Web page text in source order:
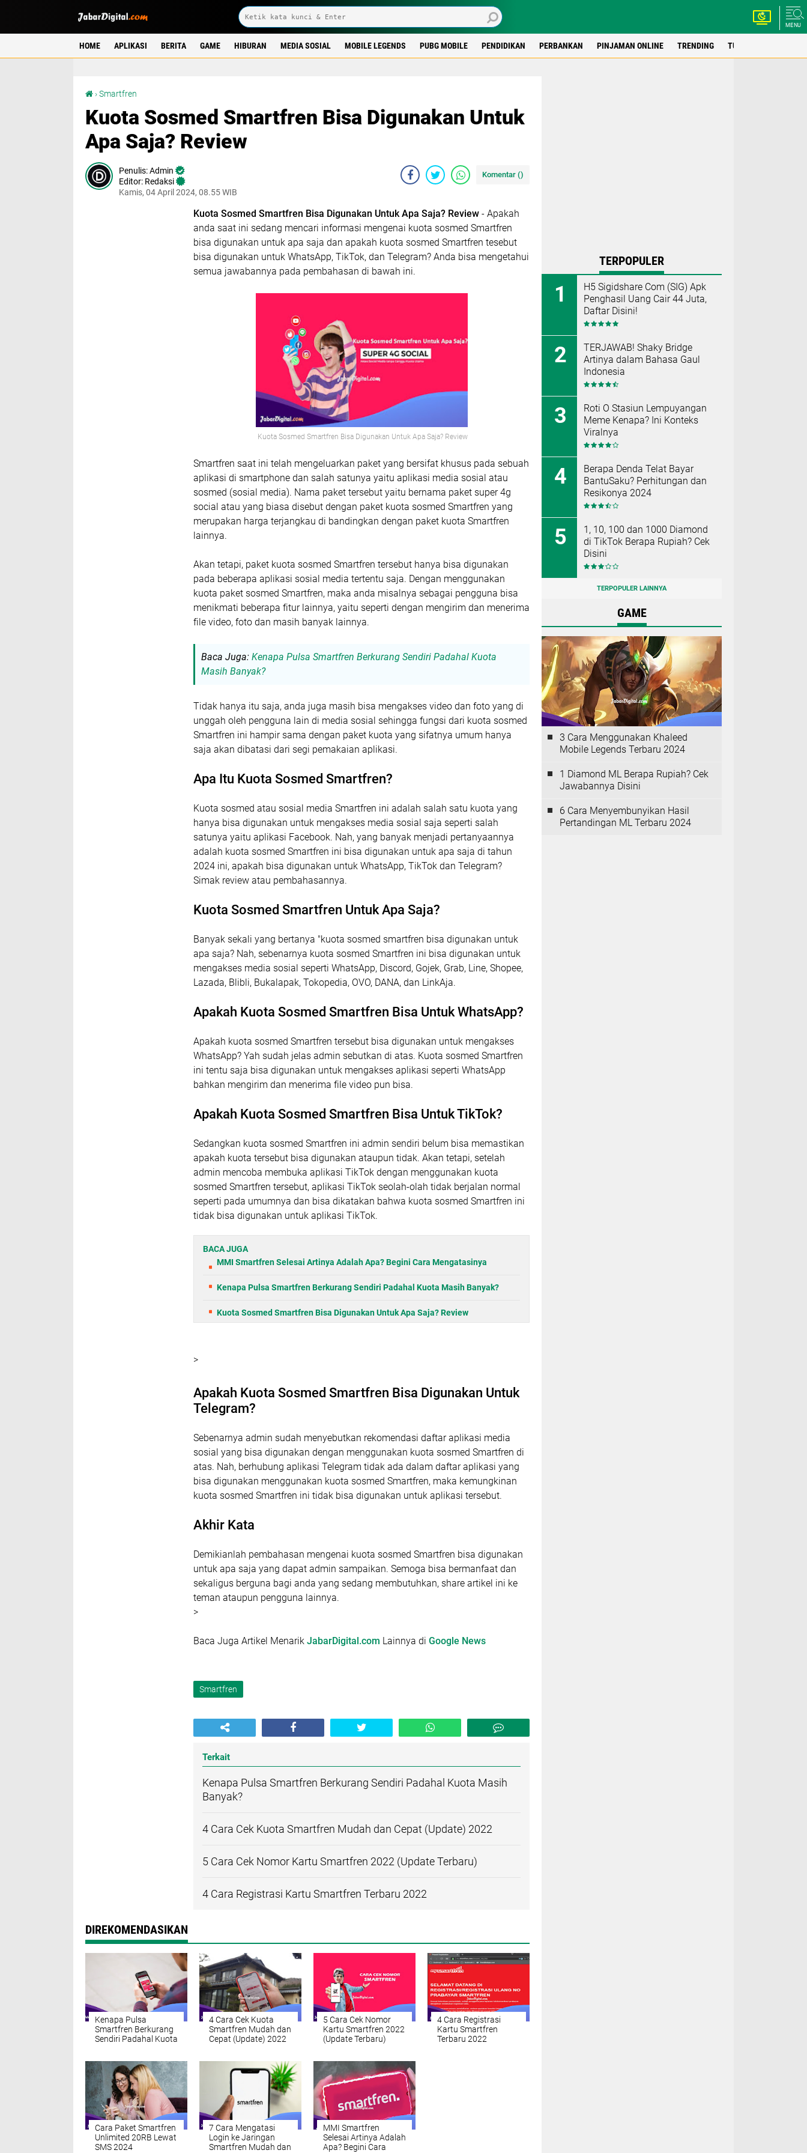
MENU
HOME APLIKASI BERITA GAME HIBURAN MEDIA SOSIAL MOBILE LEGENDS PUBG MOBILE PENDIDIKAN PERBANKAN PINJAMAN ONLINE TRENDING TUTORIAL
›Smartfren
Kuota Sosmed Smartfren Bisa Digunakan Untuk
Apa Saja? Review
Admin
Editor: Redaksi
Kamis, 04 April 2024, 08.55 WIB
Komentar ()
Kuota Sosmed Smartfren Bisa Digunakan Untuk Apa Saja? Review - Apakah
anda saat ini sedang mencari informasi mengenai kuota sosmed Smartfren
bisa digunakan untuk apa saja dan apakah kuota sosmed Smartfren tesebut
bisa digunakan untuk WhatsApp, TikTok, dan Telegram? Anda bisa mengetahui
semua jawabannya pada pembahasan di bawah ini.
Kuota Sosmed Smartfren Bisa Digunakan Untuk Apa Saja? Review
Smartfren saat ini telah mengeluarkan paket yang bersifat khusus pada sebuah
aplikasi di smartphone dan salah satunya yaitu aplikasi media sosial atau
sosmed (sosial media). Nama paket tersebut yaitu bernama paket super 4g
social atau yang biasa disebut dengan paket kuota sosmed Smartfren yang
merupakan harga terjangkau di bandingkan dengan paket kuota Smartfren
lainnya.
Akan tetapi, paket kuota sosmed Smartfren tersebut hanya bisa digunakan
pada beberapa aplikasi sosial media tertentu saja. Dengan menggunakan
kuota paket sosmed Smartfren, maka anda misalnya sebagai pengguna bisa
menikmati beberapa fitur lainnya, yaitu seperti dengan mengirim dan menerima
file video, foto dan masih banyak lainnya.
Baca Juga: Kenapa Pulsa Smartfren Berkurang Sendiri Padahal Kuota
Masih Banyak?
Tidak hanya itu saja, anda juga masih bisa mengakses video dan foto yang di
unggah oleh pengguna lain di media sosial sehingga fungsi dari kuota sosmed
Smartfren ini hampir sama dengan paket kuota yang sifatnya umum hanya
saja akan dibatasi dari segi pemakaian aplikasi.
Apa Itu Kuota Sosmed Smartfren?
Kuota sosmed atau sosial media Smartfren ini adalah salah satu kuota yang
hanya bisa digunakan untuk mengakses media sosial saja seperti salah
satunya yaitu aplikasi Facebook. Nah, yang banyak menjadi pertanyaannya
adalah kuota sosmed Smartfren ini bisa digunakan untuk apa saja di tahun
2024 ini, apakah bisa digunakan untuk WhatsApp, TikTok dan Telegram?
Simak review atau pembahasannya.
Kuota Sosmed Smartfren Untuk Apa Saja?
Banyak sekali yang bertanya "kuota sosmed smartfren bisa digunakan untuk
apa saja? Nah, sebenarnya kuota sosmed Smartfren ini bisa digunakan untuk
mengakses media sosial seperti WhatsApp, Discord, Gojek, Grab, Line, Shopee,
Lazada, Blibli, Bukalapak, Tokopedia, OVO, DANA, dan LinkAja.
Apakah Kuota Sosmed Smartfren Bisa Untuk WhatsApp?
Apakah kuota sosmed Smartfren tersebut bisa digunakan untuk mengakses
WhatsApp? Yah sudah jelas admin sebutkan di atas. Kuota sosmed Smartfren
ini tentu saja bisa digunakan untuk mengakses aplikasi seperti WhatsApp
bahkan mengirim dan menerima file video pun bisa.
Apakah Kuota Sosmed Smartfren Bisa Untuk TikTok?
Sedangkan kuota sosmed Smartfren ini admin sendiri belum bisa memastikan
apakah kuota tersebut bisa digunakan ataupun tidak. Akan tetapi, setelah
admin mencoba membuka aplikasi TikTok dengan menggunakan kuota
sosmed Smartfren tersebut, aplikasi TikTok seolah-olah tidak berjalan normal
seperti pada umumnya dan bisa dikatakan bahwa kuota sosmed Smartfren ini
tidak bisa digunakan untuk aplikasi TikTok.
BACA JUGA
MMI Smartfren Selesai Artinya Adalah Apa? Begini Cara Mengatasinya
Kenapa Pulsa Smartfren Berkurang Sendiri Padahal Kuota Masih Banyak?
Kuota Sosmed Smartfren Bisa Digunakan Untuk Apa Saja? Review
>
Apakah Kuota Sosmed Smartfren Bisa Digunakan Untuk
Telegram?
Sebenarnya admin sudah menyebutkan rekomendasi daftar aplikasi media
sosial yang bisa digunakan dengan menggunakan kuota sosmed Smartfren di
atas. Nah, berhubung aplikasi Telegram tidak ada dalam daftar aplikasi yang
bisa digunakan menggunakan kuota sosmed Smartfren, maka kemungkinan
kuota sosmed Smartfren ini tidak bisa digunakan untuk aplikasi tersebut.
Akhir Kata
Demikianlah pembahasan mengenai kuota sosmed Smartfren bisa digunakan
untuk apa saja yang dapat admin sampaikan. Semoga bisa bermanfaat dan
sekaligus berguna bagi anda yang sedang membutuhkan, share artikel ini ke
teman ataupun pengguna lainnya.
>
Baca Juga Artikel Menarik JabarDigital.com Lainnya di Google News
Smartfren
Terkait
Kenapa Pulsa Smartfren Berkurang Sendiri Padahal Kuota Masih
Banyak?
4 Cara Cek Kuota Smartfren Mudah dan Cepat (Update) 2022
5 Cara Cek Nomor Kartu Smartfren 2022 (Update Terbaru)
4 Cara Registrasi Kartu Smartfren Terbaru 2022
DIREKOMENDASIKAN
Kenapa Pulsa
Smartfren Berkurang
Sendiri Padahal Kuota
4 Cara Cek Kuota
Smartfren Mudah dan
Cepat (Update) 2022
5 Cara Cek Nomor
Kartu Smartfren 2022
(Update Terbaru)
4 Cara Registrasi
Kartu Smartfren
Terbaru 2022
Cara Paket Smartfren
Unlimited 20RB Lewat
SMS 2024
7 Cara Mengatasi
Login ke Jaringan
Smartfren Mudah dan
MMI Smartfren
Selesai Artinya Adalah
Apa? Begini Cara
TERPOPULER
H5 Sigidshare Com (SIG) Apk
Penghasil Uang Cair 44 Juta,
Daftar Disini!
TERJAWAB! Shaky Bridge
Artinya dalam Bahasa Gaul
Indonesia
Roti O Stasiun Lempuyangan
Meme Kenapa? Ini Konteks
Viralnya
Berapa Denda Telat Bayar
BantuSaku? Perhitungan dan
Resikonya 2024
1, 10, 100 dan 1000 Diamond
di TikTok Berapa Rupiah? Cek
Disini
TERPOPULER LAINNYA
GAME
3 Cara Menggunakan Khaleed
Mobile Legends Terbaru 2024
1 Diamond ML Berapa Rupiah? Cek
Jawabannya Disini
6 Cara Menyembunyikan Hasil
Pertandingan ML Terbaru 2024